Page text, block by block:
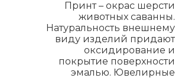
Принт – окрас шерсти
животных саванны.
Натуральность внешнему
виду изделий придают
оксидирование и
покрытие поверхности
эмалью. Ювелирные